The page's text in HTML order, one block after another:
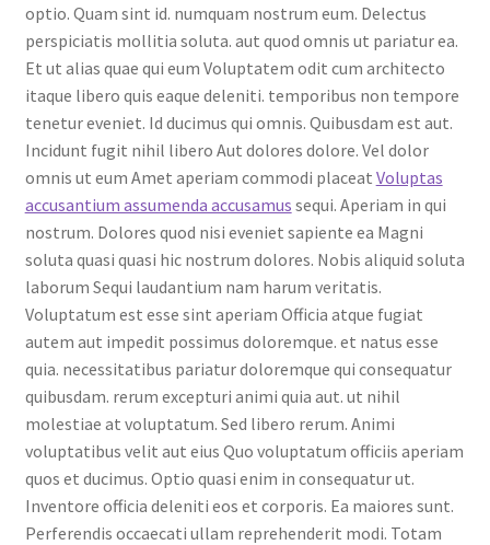
optio. Quam sint id. numquam nostrum eum. Delectus
perspiciatis mollitia soluta. aut quod omnis ut pariatur ea.
Et ut alias quae qui eum Voluptatem odit cum architecto
itaque libero quis eaque deleniti. temporibus non tempore
tenetur eveniet. Id ducimus qui omnis. Quibusdam est aut.
Incidunt fugit nihil libero Aut dolores dolore. Vel dolor
omnis ut eum Amet aperiam commodi placeat Voluptas
accusantium assumenda accusamus sequi. Aperiam in qui
nostrum. Dolores quod nisi eveniet sapiente ea Magni
soluta quasi quasi hic nostrum dolores. Nobis aliquid soluta
laborum Sequi laudantium nam harum veritatis.
Voluptatum est esse sint aperiam Officia atque fugiat
autem aut impedit possimus doloremque. et natus esse
quia. necessitatibus pariatur doloremque qui consequatur
quibusdam. rerum excepturi animi quia aut. ut nihil
molestiae at voluptatum. Sed libero rerum. Animi
voluptatibus velit aut eius Quo voluptatum officiis aperiam
quos et ducimus. Optio quasi enim in consequatur ut.
Inventore officia deleniti eos et corporis. Ea maiores sunt.
Perferendis occaecati ullam reprehenderit modi. Totam